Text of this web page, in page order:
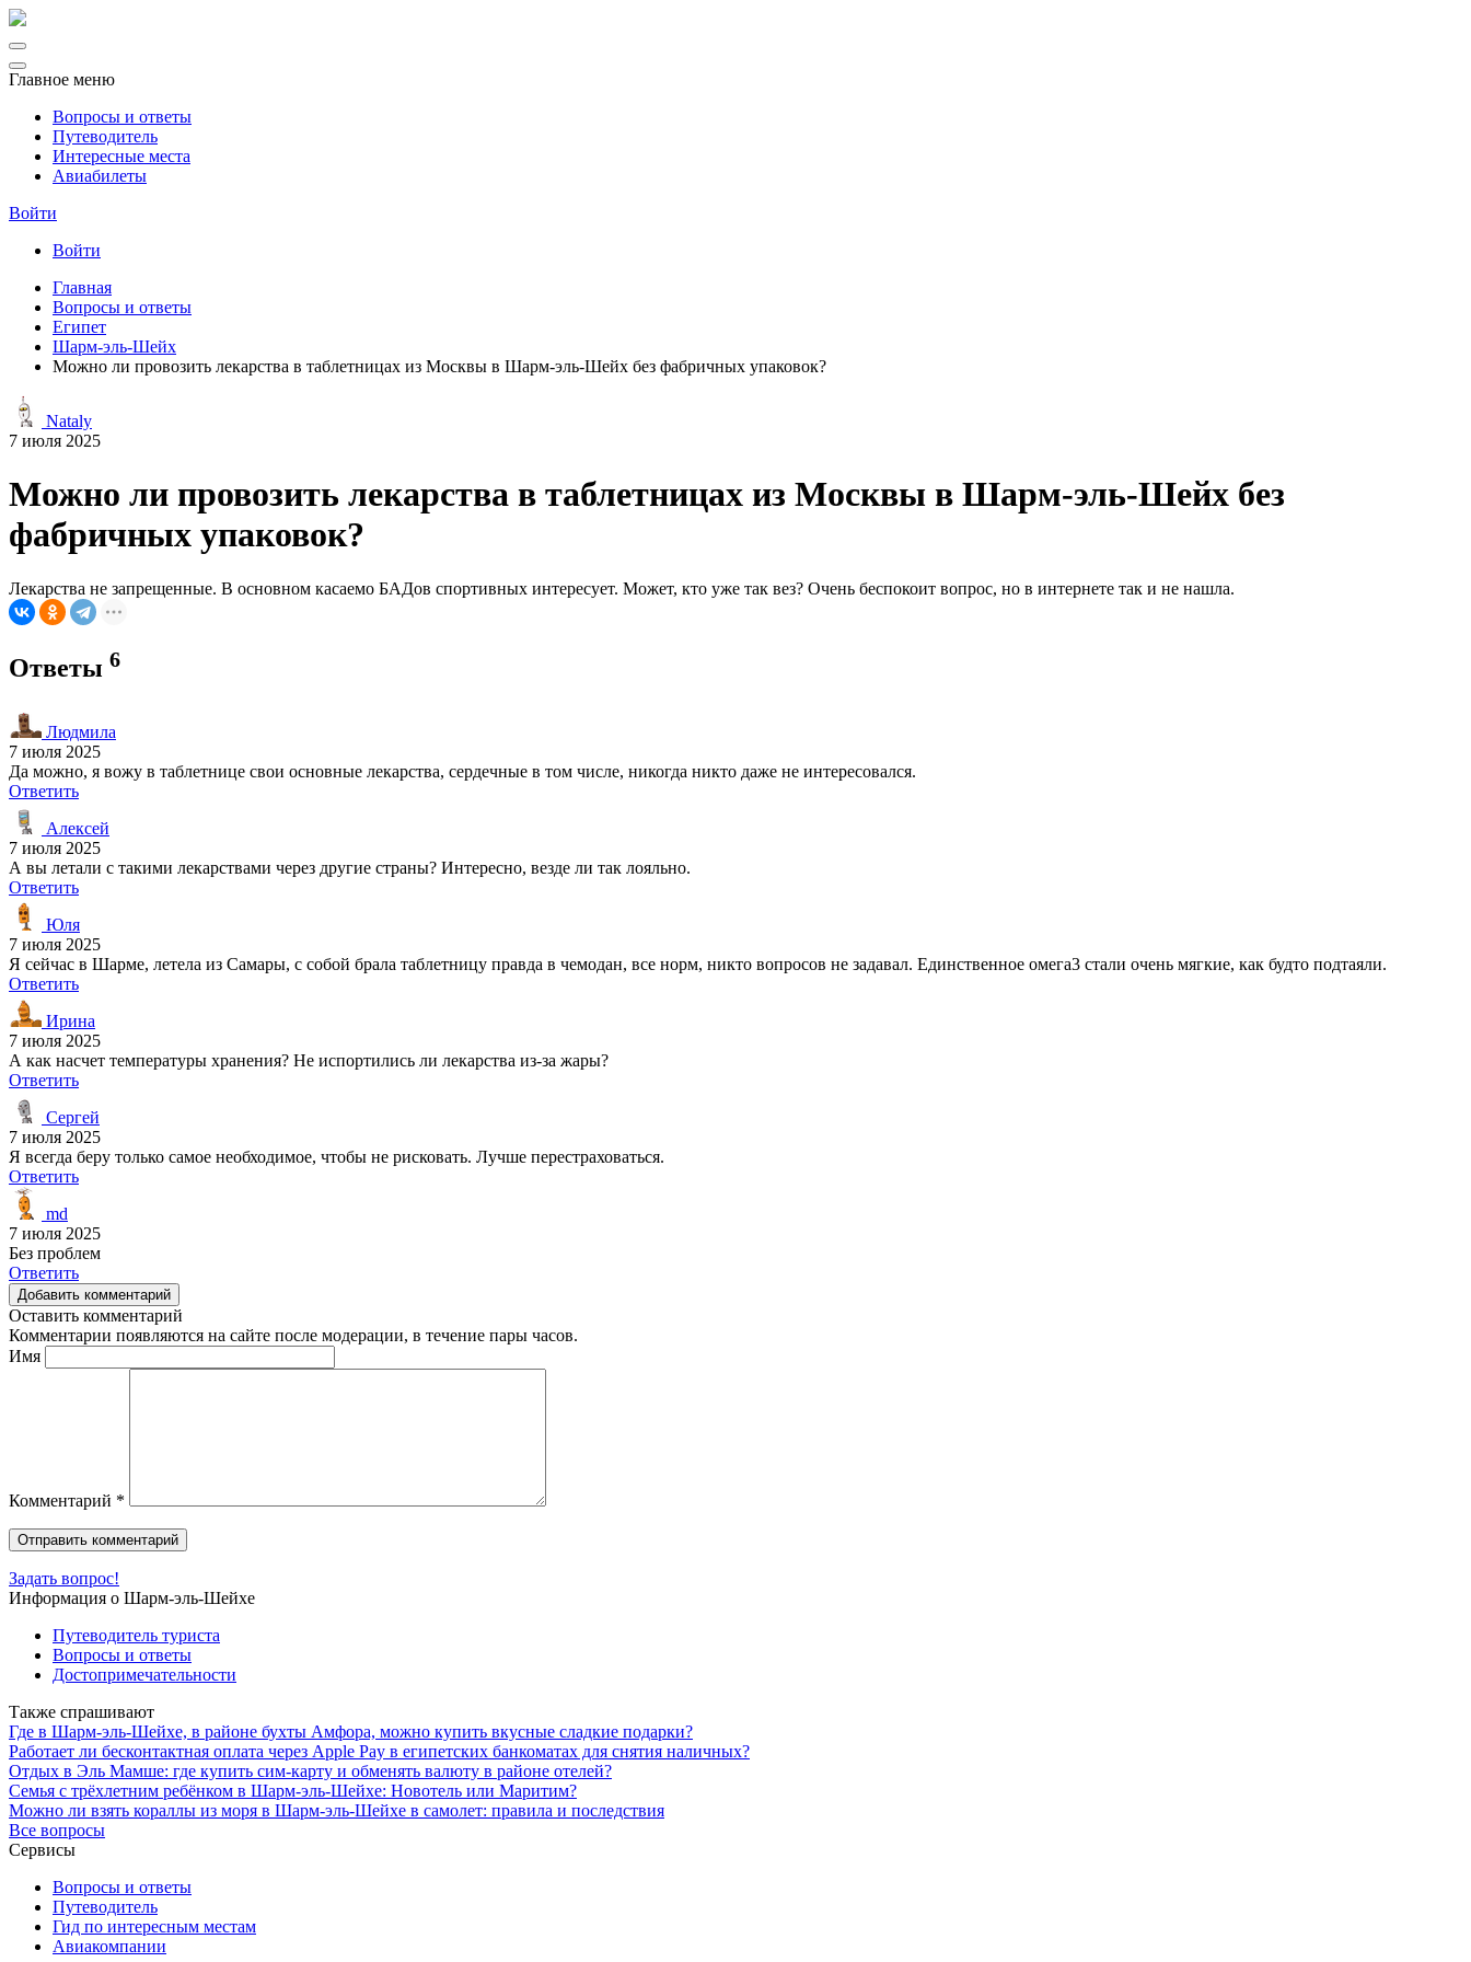
Главное меню
Вопросы и ответы
Путеводитель
Интересные места
Авиабилеты
Войти
Войти
Главная
Вопросы и ответы
Египет
Шарм-эль-Шейх
Можно ли провозить лекарства в таблетницах из Москвы в Шарм-эль-Шейх без фабричных упаковок?
Nataly
7 июля 2025
Можно ли провозить лекарства в таблетницах из Москвы в Шарм-эль-Шейх без
фабричных упаковок?
Лекарства не запрещенные. В основном касаемо БАДов спортивных интересует. Может, кто уже так вез? Очень беспокоит вопрос, но в интернете так и не нашла.
Ответы 6
Людмила
7 июля 2025
Да можно, я вожу в таблетнице свои основные лекарства, сердечные в том числе, никогда никто даже не интересовался.
Ответить
Алексей
7 июля 2025
А вы летали с такими лекарствами через другие страны? Интересно, везде ли так лояльно.
Ответить
Юля
7 июля 2025
Я сейчас в Шарме, летела из Самары, с собой брала таблетницу правда в чемодан, все норм, никто вопросов не задавал. Единственное омега3 стали очень мягкие, как будто подтаяли.
Ответить
Ирина
7 июля 2025
А как насчет температуры хранения? Не испортились ли лекарства из-за жары?
Ответить
Сергей
7 июля 2025
Я всегда беру только самое необходимое, чтобы не рисковать. Лучше перестраховаться.
Ответить
md
7 июля 2025
Без проблем
Ответить
Добавить комментарий
Оставить комментарий
Комментарии появляются на сайте после модерации, в течение пары часов.
Имя
Комментарий *
Задать вопрос!
Информация о Шарм-эль-Шейхе
Путеводитель туриста
Вопросы и ответы
Достопримечательности
Также спрашивают
Где в Шарм-эль-Шейхе, в районе бухты Амфора, можно купить вкусные сладкие подарки?
Работает ли бесконтактная оплата через Apple Pay в египетских банкоматах для снятия наличных?
Отдых в Эль Мамше: где купить сим-карту и обменять валюту в районе отелей?
Семья с трёхлетним ребёнком в Шарм-эль-Шейхе: Новотель или Маритим?
Можно ли взять кораллы из моря в Шарм-эль-Шейхе в самолет: правила и последствия
Все вопросы
Сервисы
Вопросы и ответы
Путеводитель
Гид по интересным местам
Авиакомпании